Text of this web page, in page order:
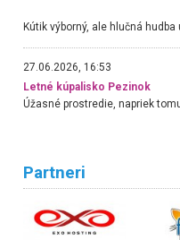
27.06.2026, 16:53
Letné kúpalisko Pezinok
Partneri